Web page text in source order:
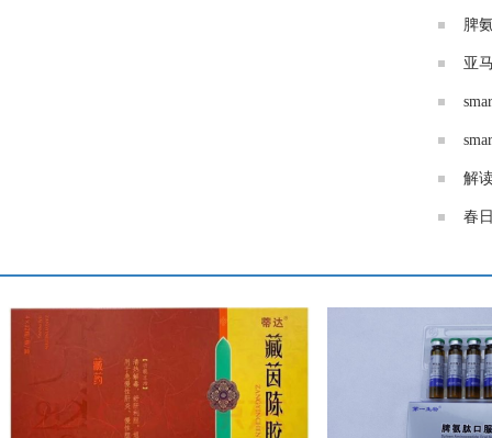
脾
亚
解
春